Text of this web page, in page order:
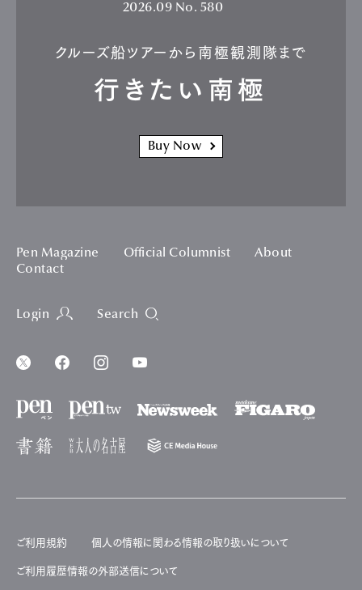
2026.09 No. 580
クルーズ船ツアーから南極観測隊まで
行きたい南極
Buy Now
Pen Magazine Official Columnist
About
Contact
Login Search
ご利用規約 個人の情報に関わる情報の取り扱いについて
ご利用履歴情報の外部送信について